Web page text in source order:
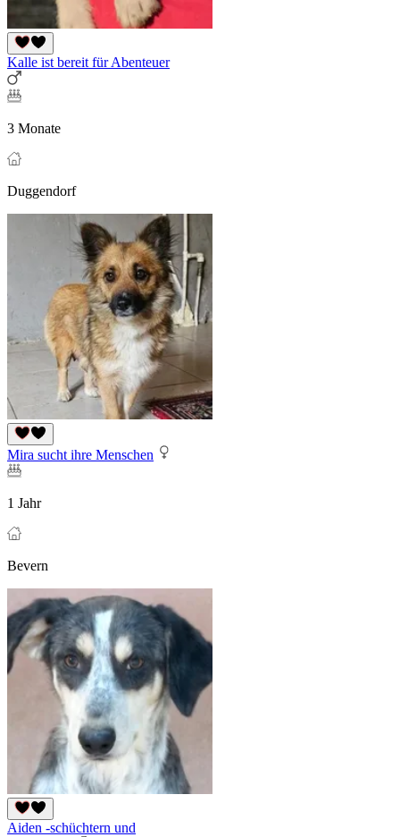
Kalle ist bereit für Abenteuer
3 Monate
Duggendorf
Mira sucht ihre Menschen
1 Jahr
Bevern
Aiden -schüchtern und